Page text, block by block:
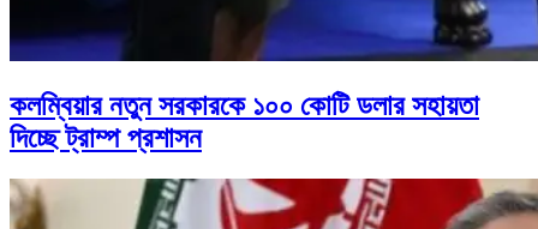
কলম্বিয়ার নতুন সরকারকে ১০০ কোটি ডলার সহায়তা
দিচ্ছে ট্রাম্প প্রশাসন